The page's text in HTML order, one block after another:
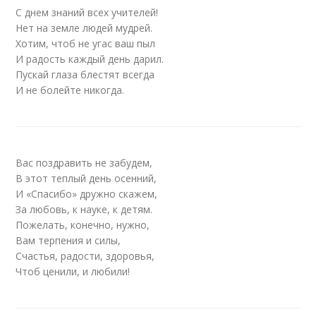
С днем знаний всех учителей!
Нет на земле людей мудрей.
Хотим, чтоб не угас ваш пыл
И радость каждый день дарил.
Пускай глаза блестят всегда
И не болейте никогда.
Вас поздравить не забудем,
В этот теплый день осенний,
И «Спасибо» дружно скажем,
За любовь, к науке, к детям.
Пожелать, конечно, нужно,
Вам терпения и силы,
Счастья, радости, здоровья,
Чтоб ценили, и любили!